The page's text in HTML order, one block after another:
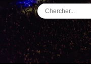
VOTRE
VIE
DÉMARCHES